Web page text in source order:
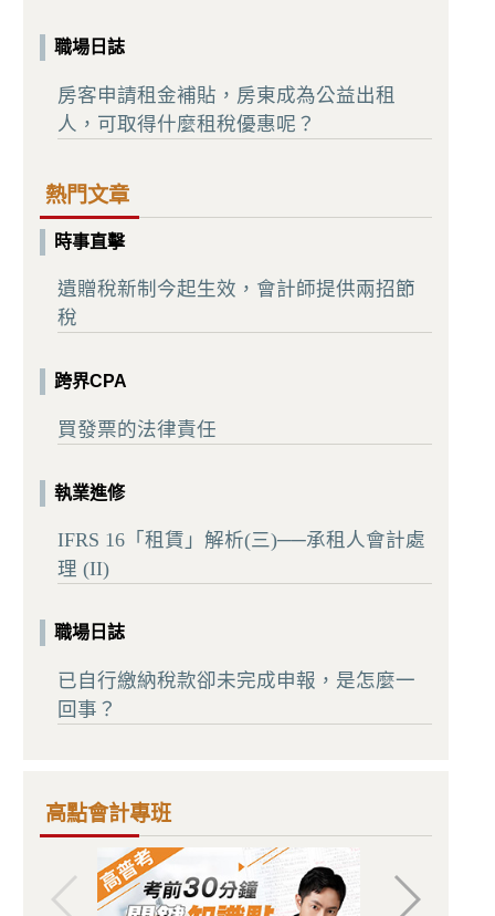
職場日誌
房客申請租金補貼，房東成為公益出租
人，可取得什麼租稅優惠呢？
熱門文章
時事直擊
遺贈稅新制今起生效，會計師提供兩招節
稅
跨界CPA
買發票的法律責任
執業進修
IFRS 16「租賃」解析(三)──承租人會計處
理 (II)
職場日誌
已自行繳納稅款卻未完成申報，是怎麼一
回事？
高點會計專班